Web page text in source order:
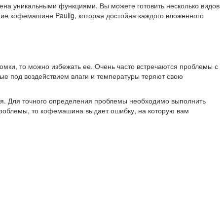
уникальными функциями. Вы можете готовить несколько видов
кофемашине Paulig, которая достойна каждого вложенного
то можно избежать ее. Очень часто встречаются проблемы с
под воздействием влаги и температуры теряют свою
Для точного определения проблемы необходимо выполнить
то кофемашина выдает ошибку, на которую вам